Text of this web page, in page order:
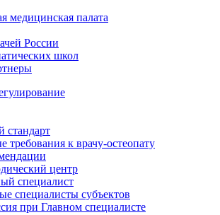
медицинская палата
России
школ
стандарт
к врачу-остеопату
центр
специалист
специалисты субъектов
при Главном специалисте